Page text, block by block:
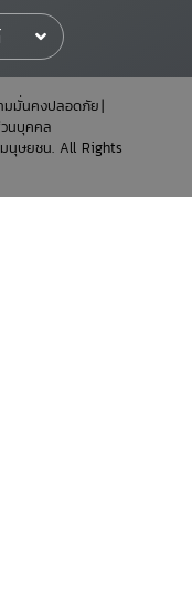
มมั่นคงปลอดภัย
นบุคคล
นุษยชน. All Rights